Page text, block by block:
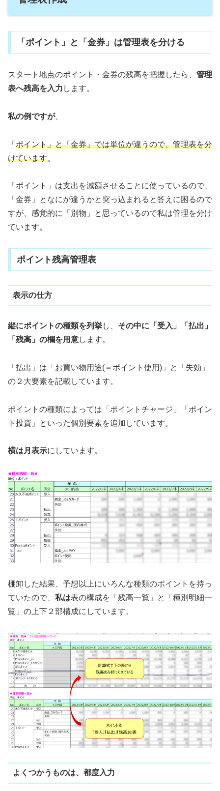
「ポイント」と「金券」は管理表を分ける
スタート地点のポイント・金券の残高を把握したら、 管理
表へ残高を入力 します。
私の例ですが、
「 ポイント」と「金券」では単位が違うので、管理表を分
けています。
「ポイント」は支出を減額させることに使っているので、
「金券」となにが違うかと突っ込まれると答えに困るので
すが、感覚的に「別物」と思っているので私は管理を分け
ています。
ポイント残高管理表
表示の仕方
縦にポイントの種類を列挙し、 その中に「受入」「払出」
「残高」の欄を用意します。
「払出」は「お買い物用途(＝ポイント使用)」と「失効」
の２大要素を記載しています。
ポイントの種類によっては「ポイントチャージ」「ポイン
ト投資」といった個別要素を追加しています。
横は月表示にしています。
棚卸した結果、予想以上にいろんな種類のポイントを持っ
ていたので、 私は表の構成を「残高一覧」と「種別明細一
覧」の上下２部構成にしています。
よくつかうものは、都度入力